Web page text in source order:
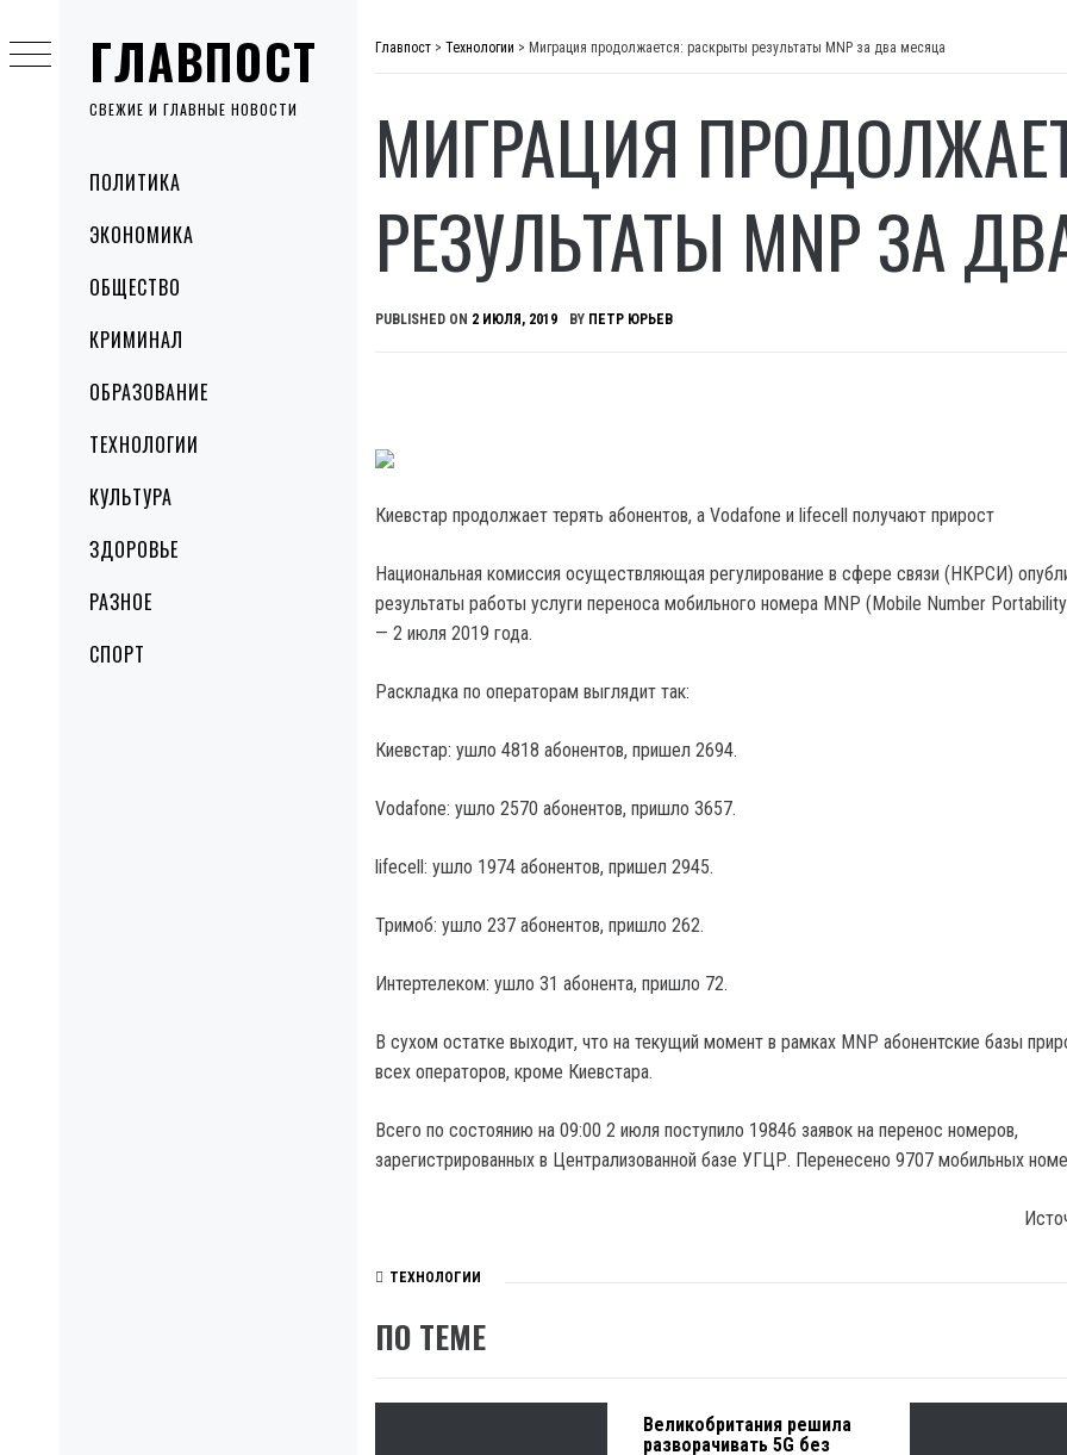
ГЛАВПОСТ
СВЕЖИЕ И ГЛАВНЫЕ НОВОСТИ
MenuПОЛИТИКА
ЭКОНОМИКА
ОБЩЕСТВО
КРИМИНАЛ
ОБРАЗОВАНИЕ
ТЕХНОЛОГИИ
КУЛЬТУРА
ЗДОРОВЬЕ
РАЗНОЕ
СПОРТ
to
content
Главпост > Технологии > Миграция продолжается: раскрыты результаты MNP за два месяца
МИГРАЦИЯ
РЕЗУЛЬТАТЫ MNP ЗА
PUBLISHED ON 2 ИЮЛЯ, 2019 BY ПЕТР ЮРЬЕВ
Киевстар продолжает терять абонентов, а Vodafone и lifecell получают прирост
Национальная комиссия осуществляющая регулирование в сфере связи (НКРСИ)
результаты работы услуги переноса мобильного номера MNP (Mobile Number
— 2 июля 2019 года.
Раскладка по операторам выглядит так:
Киевстар: ушло 4818 абонентов, пришел 2694.
Vodafone: ушло 2570 абонентов, пришло 3657.
lifecell: ушло 1974 абонентов, пришел 2945.
Тримоб: ушло 237 абонентов, пришло 262.
Интертелеком: ушло 31 абонента, пришло 72.
В сухом остатке выходит, что на текущий момент в рамках MNP абонентские базы
всех операторов, кроме Киевстара.
Всего по состоянию на 09:00 2 июля поступило 19846 заявок на перенос номеров,
зарегистрированных в Централизованной базе УГЦР. Перенесено 9707 мобильных
ТЕХНОЛОГИИ
ПО ТЕМЕ
Великобритания решила
разворачивать 5G без